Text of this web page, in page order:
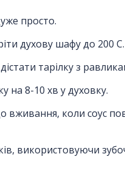
просто.
духову шафу до 200 С.
тарілку з
на 8-10 хв у духовку.
вживання, коли соус
використовуючи